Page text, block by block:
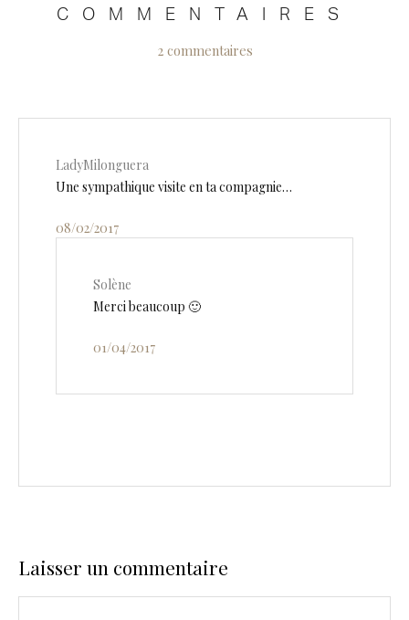
COMMENTAIRES
2 commentaires
LadyMilonguera
Une sympathique visite en ta compagnie…
08/02/2017
Solène
Merci beaucoup 🙂
01/04/2017
Laisser un commentaire